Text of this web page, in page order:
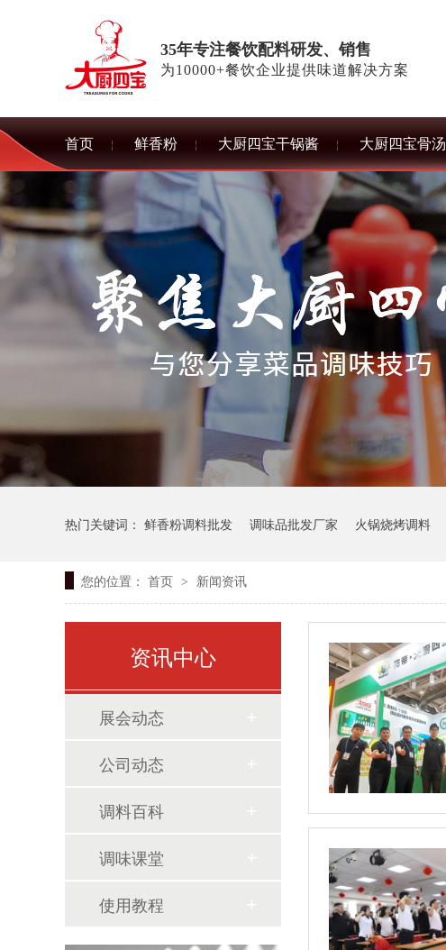
35年专注餐饮配料研发、销售
为10000+餐饮企业提供味道解决方案
首页 鲜香粉 大厨四宝干锅酱 大厨四宝骨汤
热门关键词： 鲜香粉调料批发 调味品批发厂家 火锅烧烤调料
您的位置： 首页 > 新闻资讯
资讯中心
展会动态
公司动态
调料百科
调味课堂
使用教程